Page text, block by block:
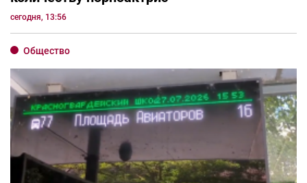
сегодня, 13:56
Общество